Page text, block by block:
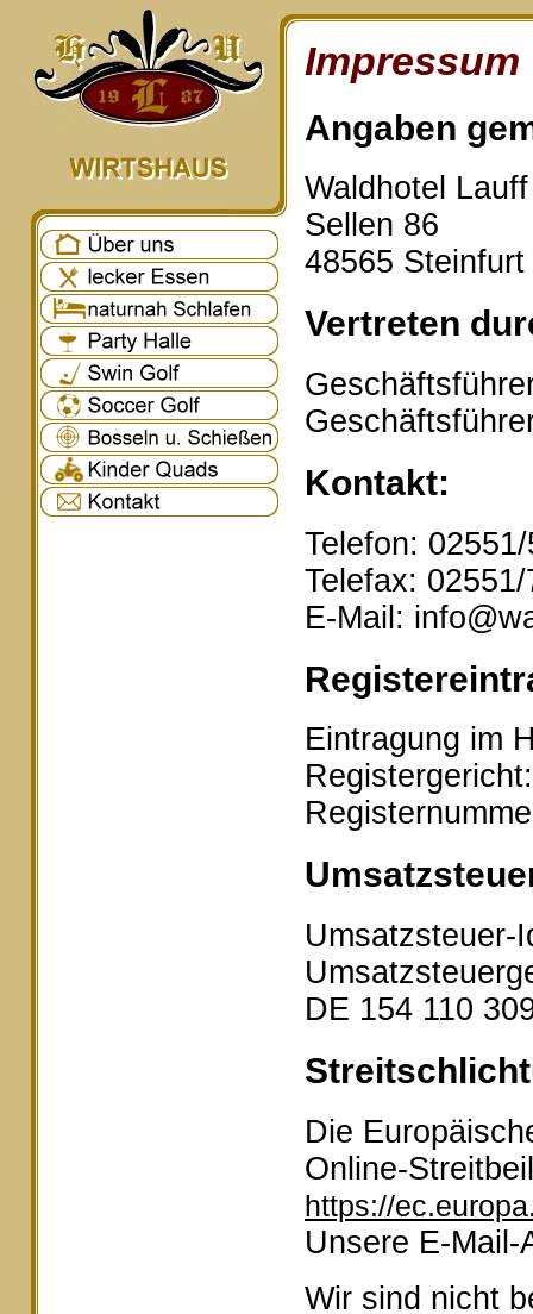
Impressum
Angaben
Waldhotel
Sellen 86
48565 Steinfurt
Vertreten
Kontakt:
Telefon:
Telefax:
E-Mail:
Eintragung im
Umsatzsteuer-
DE 154 110
Die
Online-
https://
Unsere E-
Wir sind nicht